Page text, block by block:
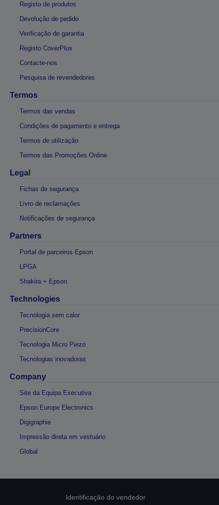
Registo de produtos
Devolução de pedido
Verificação de garantia
Registo CoverPlus
Contacte-nos
Pesquisa de revendedores
Termos
Termos das vendas
Condições de pagamento e entrega
Termos de utilização
Termos das Promoções Online
Legal
Fichas de segurança
Livro de reclamações
Notificações de segurança
Partners
Portal de parceiros Epson
LPGA
Shakira + Epson
Technologies
Tecnologia sem calor
PrecisionCore
Tecnologia Micro Piezo
Tecnologias inovadoras
Company
Site da Equipa Executiva
Epson Europe Electronics
Digigraphie
Impressão direta em vestuário
Global
Identificação do vendedor